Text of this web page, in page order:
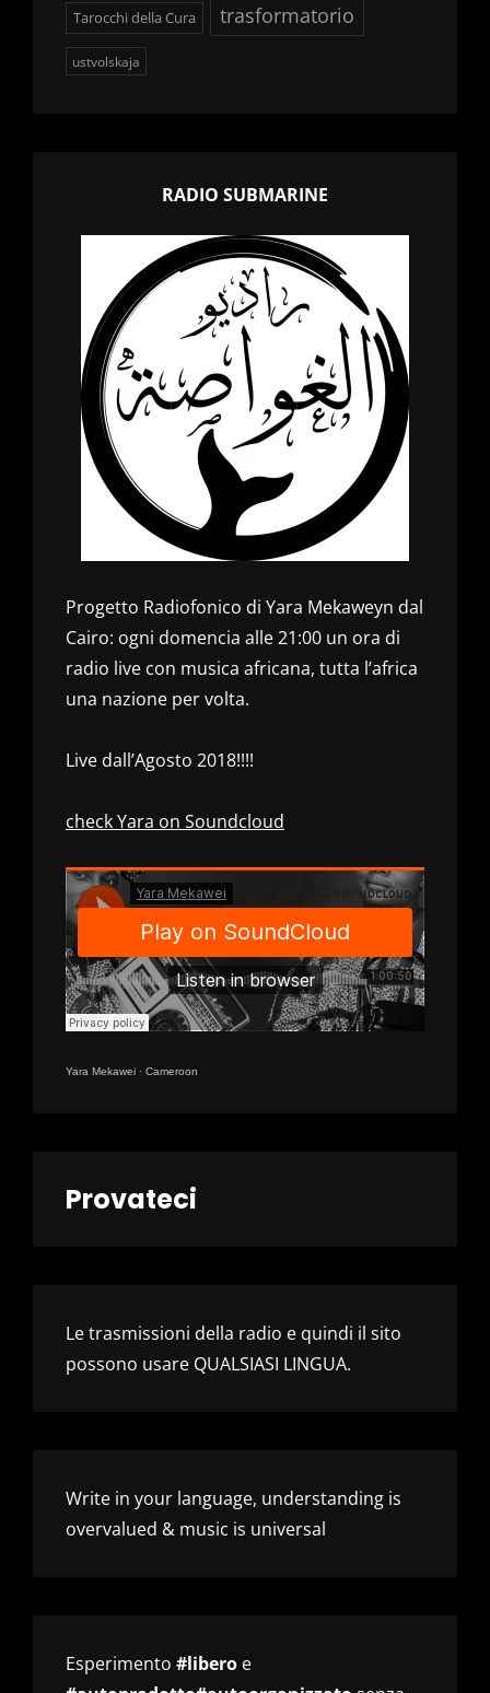
Tarocchi della Cura trasformatorio
ustvolskaja
RADIO SUBMARINE
Progetto Radiofonico di Yara Mekaweyn dal
Cairo: ogni domencia alle 21:00 un ora di
radio live con musica africana, tutta l’africa
una nazione per volta.
Live dall’Agosto 2018!!!!
check Yara on Soundcloud
Yara Mekawei · Cameroon
Provateci
Le trasmissioni della radio e quindi il sito
possono usare QUALSIASI LINGUA.
Write in your language, understanding is
overvalued & music is universal
Esperimento #libero e